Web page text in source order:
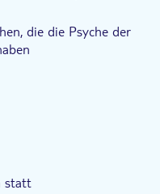
die die Psyche der
die sich vor
noch heute ungeklärt
statt